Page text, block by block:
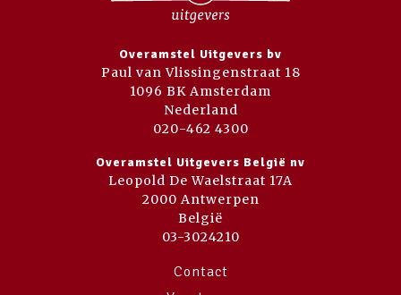
Overamstel Uitgevers bv
Paul van Vlissingenstraat 18
1096 BK Amsterdam
Nederland
020-462 4300
Overamstel Uitgevers België nv
Leopold De Waelstraat 17A
2000 Antwerpen
België
03-3024210
Contact